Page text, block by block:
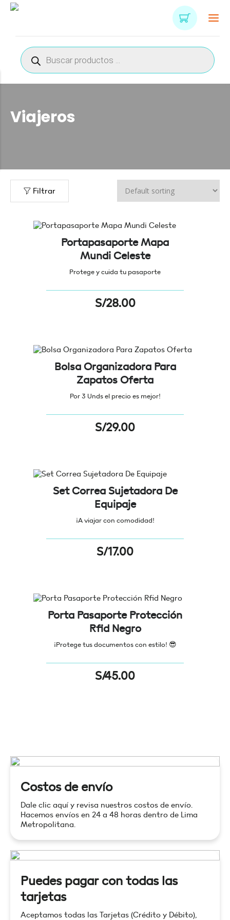
Búsqueda
de
productos
Viajeros
Filtrar
Portapasaporte Mapa
Mundi Celeste
Protege y cuida tu pasaporte
S/28.00
Bolsa Organizadora Para
Zapatos Oferta
Por 3 Unds el precio es mejor!
S/29.00
Set Correa Sujetadora De
Equipaje
¡A viajar con comodidad!
S/17.00
Porta Pasaporte Protección
Rfid Negro
¡Protege tus documentos con estilo! 😎
S/45.00
Costos de envío
Dale clic aquí y revisa nuestros costos de envío.
Hacemos envíos en 24 a 48 horas dentro de Lima
Metropolitana.
Puedes pagar con todas las
tarjetas
Aceptamos todas las Tarjetas (Crédito y Débito),